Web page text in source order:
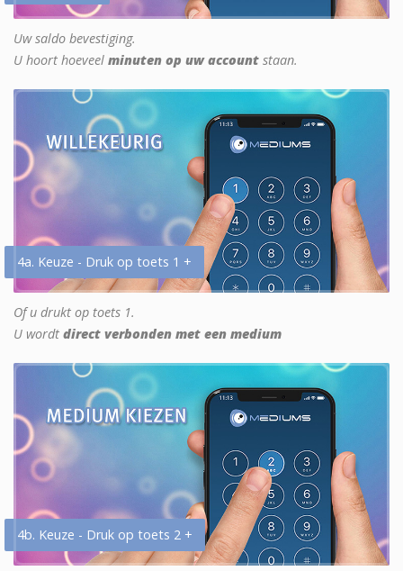
Uw saldo bevestiging.
U hoort hoeveel minuten op uw account staan.
4a. Keuze - Druk op toets 1 +
Of u drukt op toets 1.
U wordt direct verbonden met een medium
4b. Keuze - Druk op toets 2 +